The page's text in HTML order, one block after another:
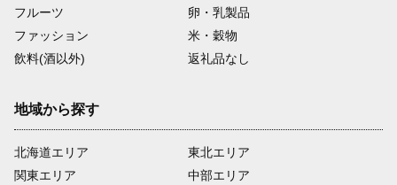
フルーツ
卵・乳製品
ファッション
米・穀物
飲料(酒以外)
返礼品なし
地域から探す
北海道エリア
関東エリア
東北エリア
中部エリア